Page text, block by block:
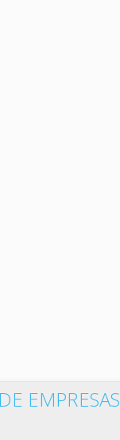
EMPRESAS